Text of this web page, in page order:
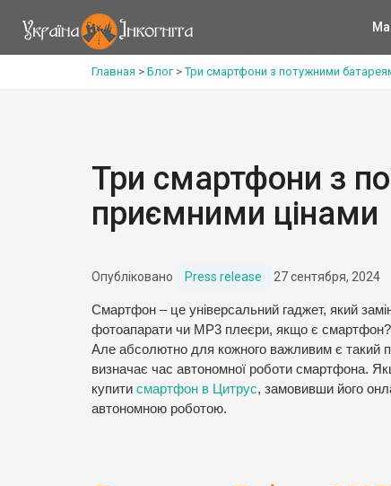
Главная > Блог>Три смартфони з потужними
Три смартфони з
приємними цінами
Опубліковано Press release 27 сентября, 2024
Смартфон – це універсальний гаджет, який
фотоапарати чи MP3 плеєри, якщо є
Але абсолютно для кожного важливим є такий
визначає час автономної роботи смартфона.
купити смартфон в Цитрус, замовивши його
автономною роботою.